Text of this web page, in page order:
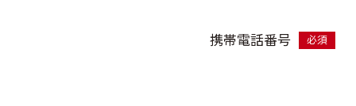
必須
携帯電話番号